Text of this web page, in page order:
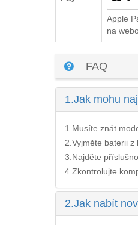
Apple
na
FAQ
1.Jak mohu
1.Musíte znát
2.Vyjměte baterii
3.Najděte
4.Zkontrolujte
2.Jak nabít